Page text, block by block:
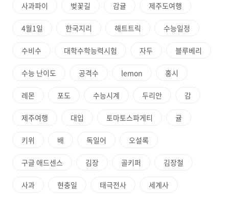
사과파이 벚꽃길 감귤 제주도여행
4월1일 한국지리 해트트릭 수능일정
수비수 대학수학능력시험 자두 블루베리
수능 난이도 공격수 lemon 홍시
레몬 포도 수능시계 두리안 감
제주여행 대입 토마토스파게티 귤
키위 배 독일어 오설록
구글 애드센스 김장 골키퍼 김장철
사과 현충일 태극전사 세계사